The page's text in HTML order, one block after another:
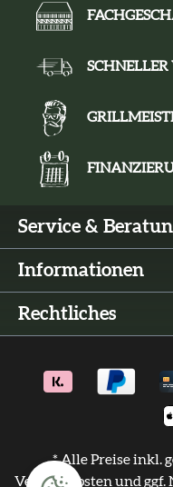
Service &
Informationen
Rechtliches
* Alle Preise inkl.
Versandkosten und ggf.